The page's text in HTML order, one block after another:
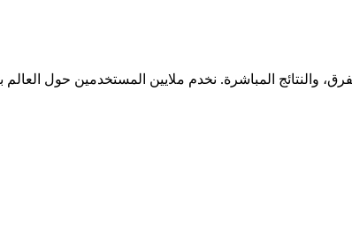
والنتائج المباشرة. نخدم ملايين المستخدمين حول